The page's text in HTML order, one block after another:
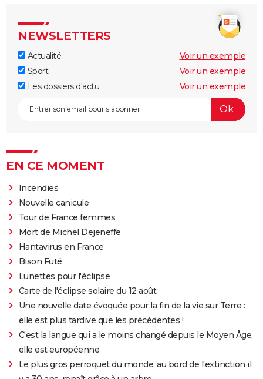
NEWSLETTERS
Actualité
Voir un exemple
Sport
Voir un exemple
Les dossiers d'actu
Voir un exemple
EN CE MOMENT
Incendies
Nouvelle canicule
Tour de France femmes
Mort de Michel Dejeneffe
Hantavirus en France
Bison Futé
Lunettes pour l'éclipse
Carte de l'éclipse solaire du 12 août
Une nouvelle date évoquée pour la fin de la vie sur Terre :
elle est plus tardive que les précédentes !
C'est la langue qui a le moins changé depuis le Moyen Âge,
elle est européenne
Le plus gros perroquet du monde, au bord de l'extinction il